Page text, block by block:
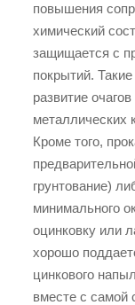
повышения
химический
защищается с
покрытий.
развитие
металлических
Кроме того,
грунтование)
минимального
оцинковку или
хорошо
цинкового
вместе с самой